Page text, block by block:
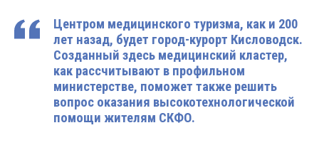
Центром медицинского туризма, как и 200
лет назад, будет город-курорт Кисловодск.
Созданный здесь медицинский кластер,
как рассчитывают в профильном
министерстве, поможет также решить
вопрос оказания высокотехнологической
помощи жителям СКФО.